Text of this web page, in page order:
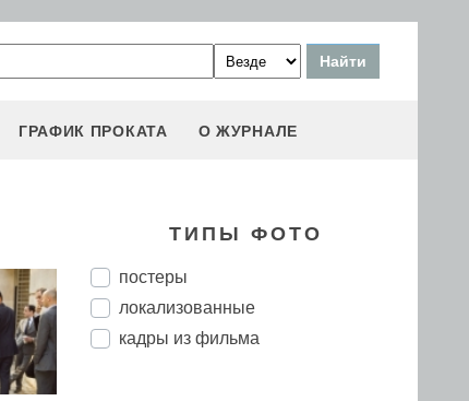
ГРАФИК ПРОКАТА О ЖУРНАЛЕ
ТИПЫ ФОТО
постеры
локализованные
кадры из фильма